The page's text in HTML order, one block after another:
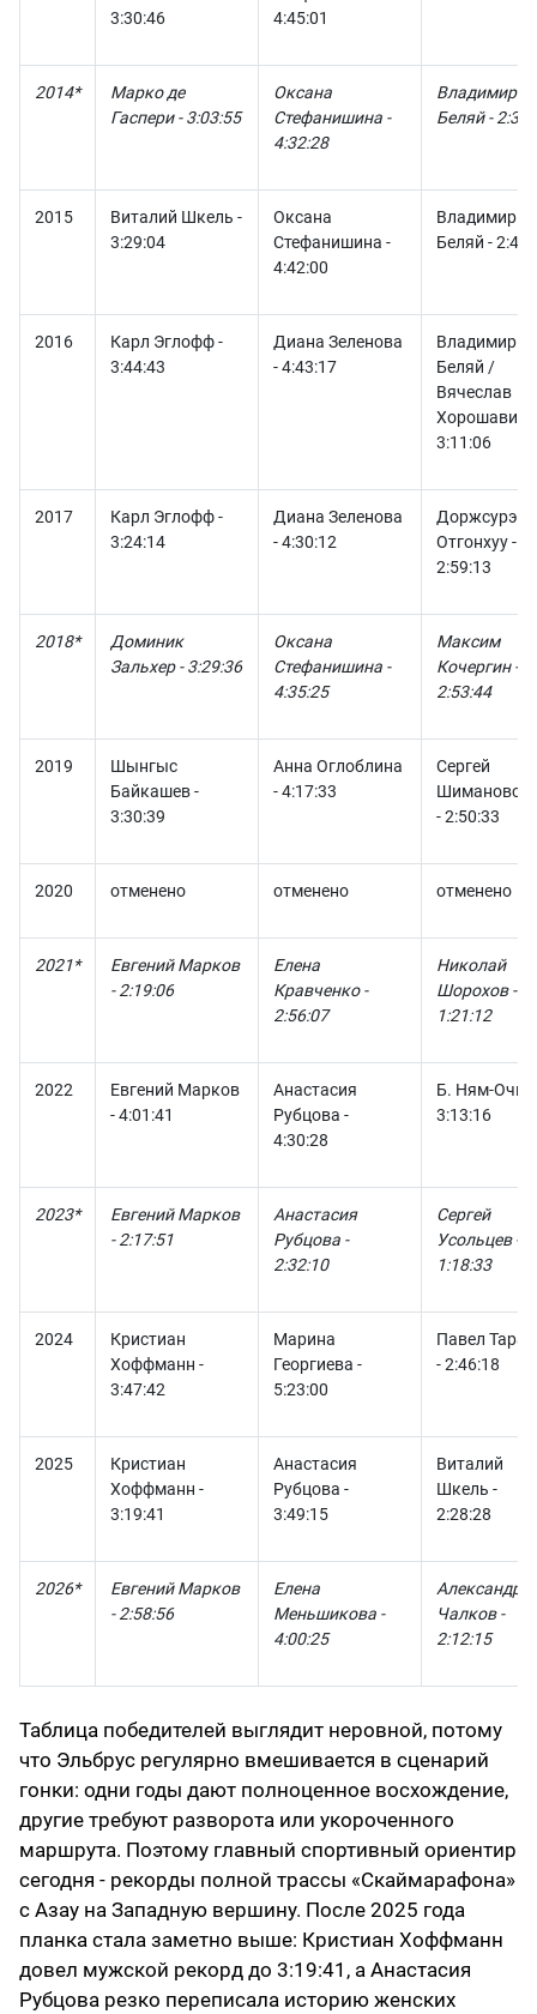
3:30:46
4:45:01
2014*
Марко де
Гаспери - 3:03:55
Оксана
Стефанишина -
4:32:28
Владимир
Беляй -
2015
Виталий Шкель -
3:29:04
Оксана
Стефанишина -
4:42:00
Владимир
Беляй -
2016
Карл Эглофф -
3:44:43
Диана Зеленова
- 4:43:17
Владимир
Беляй /
Вячеслав
Хорошавин -
3:11:06
2017
Карл Эглофф -
3:24:14
Диана Зеленова
- 4:30:12
Отгонхуу -
2:59:13
2018*
Доминик
Зальхер - 3:29:36
Оксана
Стефанишина -
4:35:25
Максим
Кочергин -
2:53:44
2019
Шынгыс
Байкашев -
3:30:39
Анна Оглоблина
- 4:17:33
Сергей
- 2:50:33
2020 отменено отменено отменено
2021*
Евгений Марков
- 2:19:06
Елена
Кравченко -
2:56:07
Николай
Шорохов -
1:21:12
2022
Евгений Марков
- 4:01:41
Анастасия
Рубцова -
4:30:28
Б. Ням-Очир
3:13:16
2023*
Евгений Марков
- 2:17:51
Анастасия
Рубцова -
2:32:10
Сергей
Усольцев -
1:18:33
2024
Кристиан
Хоффманн -
3:47:42
Марина
Георгиева -
5:23:00
Павел
- 2:46:18
2025
Кристиан
Хоффманн -
3:19:41
Анастасия
Рубцова -
3:49:15
Виталий
Шкель -
2:28:28
2026*
Евгений Марков
- 2:58:56
Елена
Меньшикова -
4:00:25
Александр
Чалков -
2:12:15
Таблица победителей выглядит неровной, потому
что Эльбрус регулярно вмешивается в сценарий
гонки: одни годы дают полноценное восхождение,
другие требуют разворота или укороченного
маршрута. Поэтому главный спортивный ориентир
сегодня - рекорды полной трассы «Скаймарафона»
с Азау на Западную вершину. После 2025 года
планка стала заметно выше: Кристиан Хоффманн
довел мужской рекорд до 3:19:41, а Анастасия
Рубцова резко переписала историю женских